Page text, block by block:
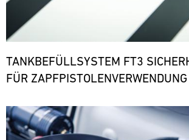
TANKBEFÜLLSYSTEM FT3
FÜR ZAPFPISTOLENVERWENDUNG
Bild